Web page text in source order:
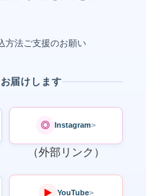
方法ご支援のお願い
届けします
◎ Instagram>
（外部リンク）
▶ YouTube>